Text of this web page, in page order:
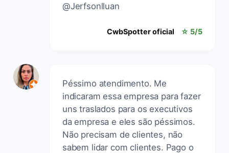
@Jerfsonlluan
CwbSpotter oficial ☆ 5/5
Péssimo atendimento. Me
indicaram essa empresa para fazer
uns traslados para os executivos
da empresa e eles são péssimos.
Não precisam de clientes, não
sabem lidar com clientes. Pago o